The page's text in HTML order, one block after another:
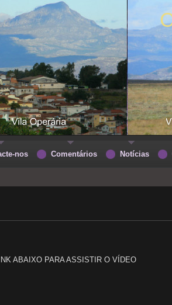
PARA ASSISTIR O
nos Comentários Notícias